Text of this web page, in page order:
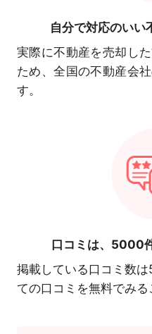
自分で対応のいい
実際に不動産を売却し
ため、全国の不動産会
す。
口コミは、 5000
掲載している口コミ数
ての口コミを無料でみる